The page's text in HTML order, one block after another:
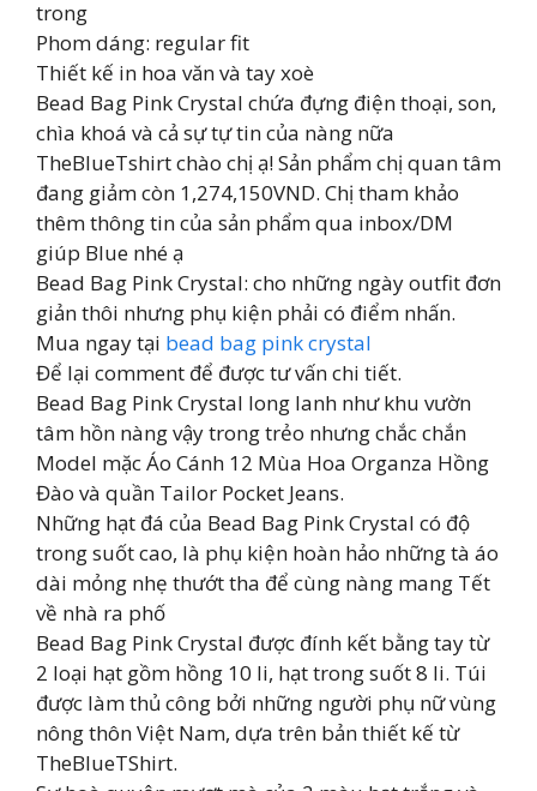
trong
Phom dáng: regular fit
Thiết kế in hoa văn và tay xoè
Bead Bag Pink Crystal chứa đựng điện thoại, son,
chìa khoá và cả sự tự tin của nàng nữa
TheBlueTshirt chào chị ạ! Sản phẩm chị quan tâm
đang giảm còn 1,274,150VND. Chị tham khảo
thêm thông tin của sản phẩm qua inbox/DM
giúp Blue nhé ạ
Bead Bag Pink Crystal: cho những ngày outfit đơn
giản thôi nhưng phụ kiện phải có điểm nhấn.
Mua ngay tại bead bag pink crystal
Để lại comment để được tư vấn chi tiết.
Bead Bag Pink Crystal long lanh như khu vườn
tâm hồn nàng vậy trong trẻo nhưng chắc chắn
Model mặc Áo Cánh 12 Mùa Hoa Organza Hồng
Đào và quần Tailor Pocket Jeans.
Những hạt đá của Bead Bag Pink Crystal có độ
trong suốt cao, là phụ kiện hoàn hảo những tà áo
dài mỏng nhẹ thướt tha để cùng nàng mang Tết
về nhà ra phố
Bead Bag Pink Crystal được đính kết bằng tay từ
2 loại hạt gồm hồng 10 li, hạt trong suốt 8 li. Túi
được làm thủ công bởi những người phụ nữ vùng
nông thôn Việt Nam, dựa trên bản thiết kế từ
TheBlueTShirt.